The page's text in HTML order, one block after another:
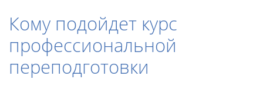
Кому подойдет курс
профессиональной
переподготовки